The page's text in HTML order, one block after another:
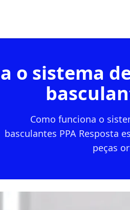
o sistema
Como funciona o
basculantes PPA Resposta
peças